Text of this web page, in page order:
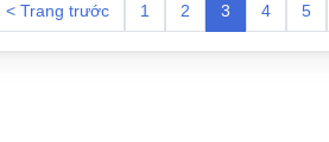
< Trang trước 1 2 3 4 5